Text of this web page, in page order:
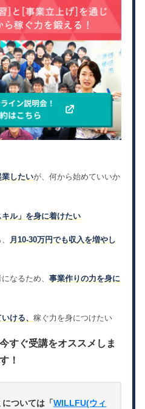
業したいが、何から始めていいか
キル」を身に着けたい
月10-30万円でも収入を増やし
なるため、事業作りの力を身に
いける、稼ぐ力を身につけたい
すぐ受講をオススメしま
す！
ついては「WILLFU(ウィ